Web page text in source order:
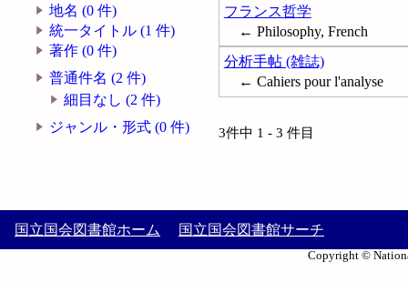
地名 (0 件)
統一タイトル (1 件)
著作 (0 件)
普通件名 (2 件)
細目なし (2 件)
ジャンル・形式 (0 件)
フランス哲学
← Philosophy, French
分析手帖 (雑誌)
← Cahiers pour l'analyse
3件中 1 - 3 件目
国立国会図書館ホーム 国立国会図書館サーチ
Copyright ©